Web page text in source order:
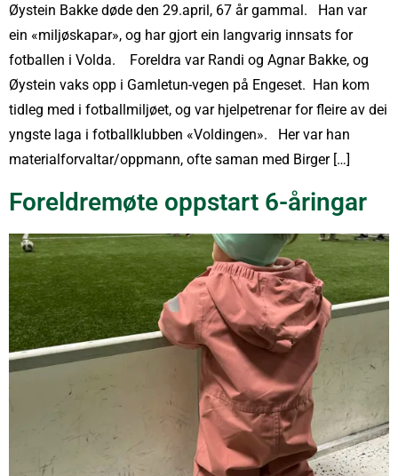
Øystein Bakke døde den 29.april, 67 år gammal. Han var
ein «miljøskapar», og har gjort ein langvarig innsats for
fotballen i Volda. Foreldra var Randi og Agnar Bakke, og
Øystein vaks opp i Gamletun-vegen på Engeset. Han kom
tidleg med i fotballmiljøet, og var hjelpetrenar for fleire av dei
yngste laga i fotballklubben «Voldingen». Her var han
materialforvaltar/oppmann, ofte saman med Birger […]
Foreldremøte oppstart 6-åringar